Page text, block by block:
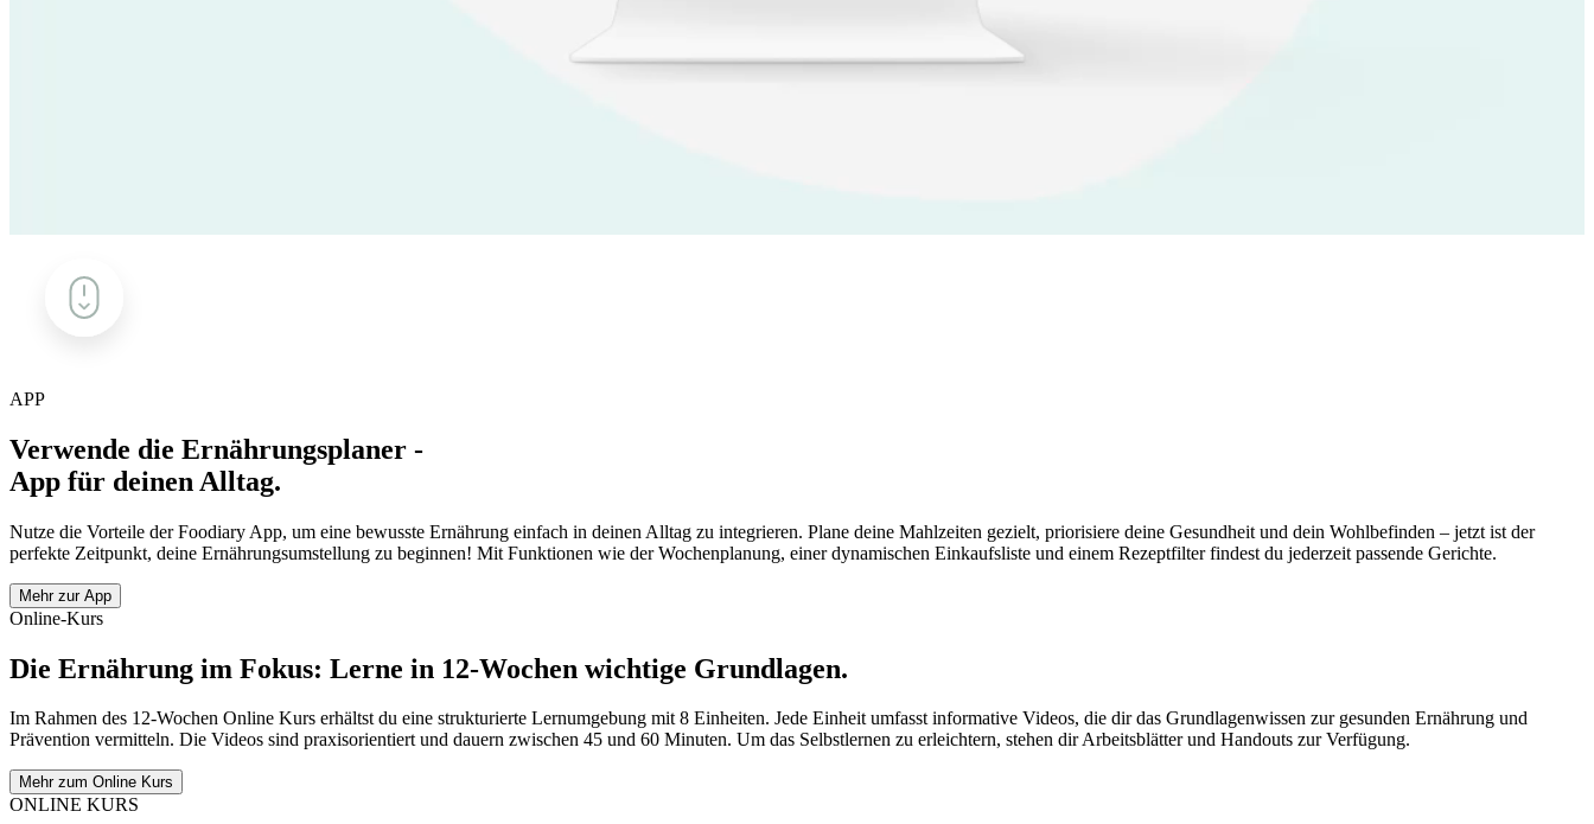
APP
Verwende die Ernährungsplaner -
App für deinen Alltag.
Nutze die Vorteile der Foodiary App, um eine bewusste Ernährung einfach in deinen Alltag zu integrieren. Plane deine Mahlzeiten gezielt, priorisiere deine Gesundheit und dein Wohlbefinden – jetzt ist der
perfekte Zeitpunkt, deine Ernährungsumstellung zu beginnen! Mit Funktionen wie der Wochenplanung, einer dynamischen Einkaufsliste und einem Rezeptfilter findest du jederzeit passende Gerichte.
Mehr zur App
Online-Kurs
Die Ernährung im Fokus: Lerne in 12-Wochen wichtige Grundlagen.
Im Rahmen des 12-Wochen Online Kurs erhältst du eine strukturierte Lernumgebung mit 8 Einheiten. Jede Einheit umfasst informative Videos, die dir das Grundlagenwissen zur gesunden Ernährung und
Prävention vermitteln. Die Videos sind praxisorientiert und dauern zwischen 45 und 60 Minuten. Um das Selbstlernen zu erleichtern, stehen dir Arbeitsblätter und Handouts zur Verfügung.
Mehr zum Online Kurs
ONLINE KURS